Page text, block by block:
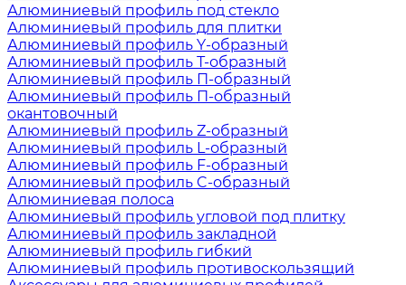
Алюминиевый профиль под стекло
Алюминиевый профиль для плитки
Алюминиевый профиль Y-образный
Алюминиевый профиль Т-образный
Алюминиевый профиль П-образный
Алюминиевый профиль П-образный
окантовочный
Алюминиевый профиль Z-образный
Алюминиевый профиль L-образный
Алюминиевый профиль F-образный
Алюминиевый профиль C-образный
Алюминиевая полоса
Алюминиевый профиль угловой под плитку
Алюминиевый профиль закладной
Алюминиевый профиль гибкий
Алюминиевый профиль противоскользящий